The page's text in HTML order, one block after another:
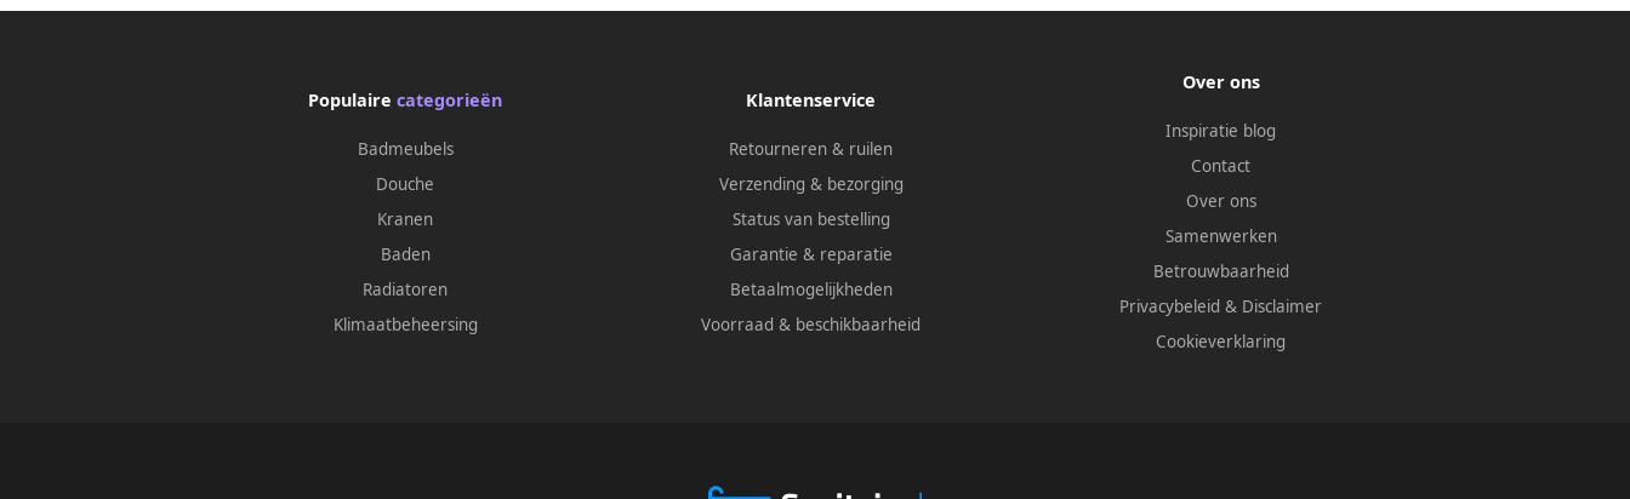
Populaire categorieën
Badmeubels
Douche
Kranen
Baden
Radiatoren
Klimaatbeheersing
Klantenservice
Retourneren & ruilen
Verzending & bezorging
Status van bestelling
Garantie & reparatie
Betaalmogelijkheden
Voorraad & beschikbaarheid
Over ons
Inspiratie blog
Contact
Over ons
Samenwerken
Betrouwbaarheid
Privacybeleid & Disclaimer
Cookieverklaring